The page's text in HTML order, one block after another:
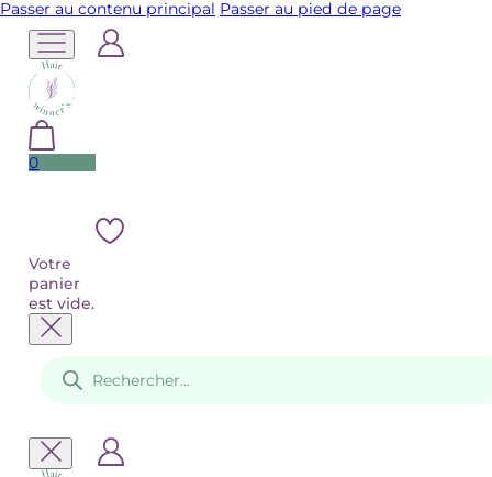
Passer au contenu principal Passer au pied de page
0
Votre
panier
est vide.
produits